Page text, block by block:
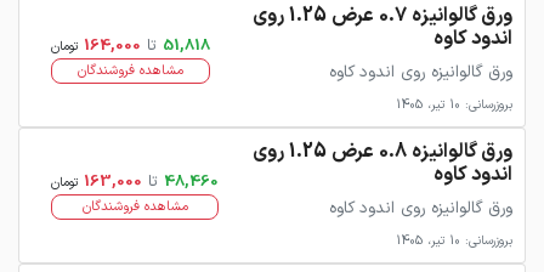
ورق گالوانیزه 0.7 عرض 1.25 روی
اندود کاوه
ورق گالوانیزه روی اندود کاوه
بروزرسانی: 10 تیر، 1405
51,818 تا 164,000 تومان
مشاهده فروشندگان
ورق گالوانیزه 0.8 عرض 1.25 روی
اندود کاوه
ورق گالوانیزه روی اندود کاوه
بروزرسانی: 10 تیر، 1405
48,460 تا 163,000 تومان
مشاهده فروشندگان